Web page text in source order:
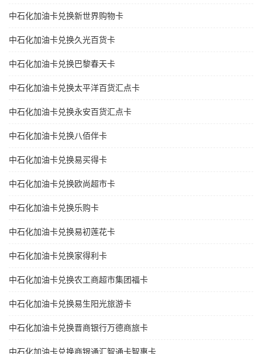
中石化加油卡兑换新世界购物卡
中石化加油卡兑换久光百货卡
中石化加油卡兑换巴黎春天卡
中石化加油卡兑换太平洋百货汇点卡
中石化加油卡兑换永安百货汇点卡
中石化加油卡兑换八佰伴卡
中石化加油卡兑换易买得卡
中石化加油卡兑换欧尚超市卡
中石化加油卡兑换乐购卡
中石化加油卡兑换易初莲花卡
中石化加油卡兑换家得利卡
中石化加油卡兑换农工商超市集团福卡
中石化加油卡兑换易生阳光旅游卡
中石化加油卡兑换晋商银行万德商旅卡
中石化加油卡兑换商银通汇智通卡智惠卡